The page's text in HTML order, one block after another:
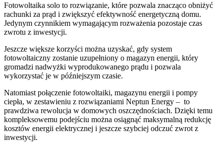
Fotowoltaika solo to rozwiązanie, które pozwala znacząco obniżyć
rachunki za prąd i zwiększyć efektywność energetyczną domu.
Jedynym czynnikiem wymagającym rozważenia pozostaje czas
zwrotu z inwestycji.
Jeszcze większe korzyści można uzyskać, gdy system
fotowoltaiczny zostanie uzupełniony o magazyn energii, który
gromadzi nadwyżki wyprodukowanego prądu i pozwala
wykorzystać je w późniejszym czasie.
Natomiast połączenie fotowoltaiki, magazynu energii i pompy
ciepła, w zestawieniu z rozwiązaniami Neptun Energy – to
prawdziwa rewolucja w domowych oszczędnościach. Dzięki temu
kompleksowemu podejściu można osiągnąć maksymalną redukcję
kosztów energii elektrycznej i jeszcze szybciej odczuć zwrot z
inwestycji.